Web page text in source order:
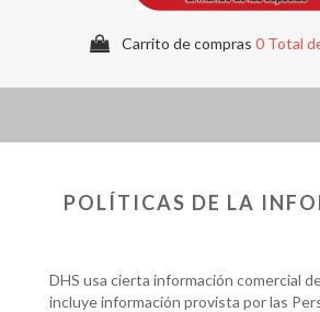
Carrito de compras 0 Total
POLÍTICAS DE LA
DHS usa cierta información comercial
incluye información provista por las